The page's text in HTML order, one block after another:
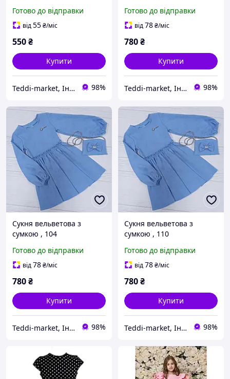
Готово до відправки
від55₴/міс
550₴
Купити
Teddi-market, Інтернет маркет 98%
Готово до відправки
від78₴/міс
780₴
Купити
Teddi-market, Інтернет маркет 98%
Сукня вельветова з
сумкою , 104
Готово до відправки
від78₴/міс
780₴
Купити
Teddi-market, Інтернет маркет 98%
Сукня вельветова з
сумкою , 110
Готово до відправки
від78₴/міс
780₴
Купити
Teddi-market, Інтернет маркет 98%